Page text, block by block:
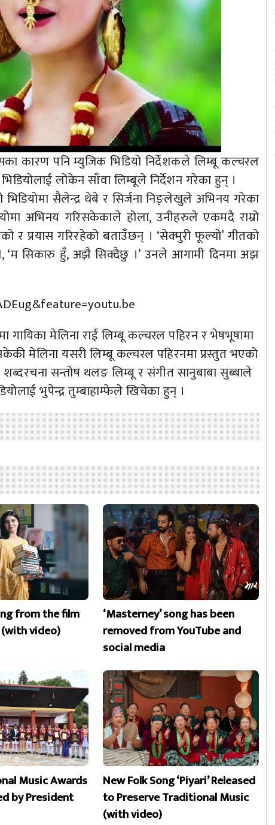
कारण पनि म्युजिक भिडियो निर्देशकले लिम्बू कल्चरल
लोकेन साँवा लिम्बूले निर्देशन गरेका हुन् ।
सैलेन्द्र थेबे र सिर्जना निङ्लेखुले अभिनय गरेका
अभिनय गरिसकेकाले होला, उनीहरुले एकमदै राम्रो
प्रयास गरिरहेको बताउँछन् । ‘सेक्मुरी फूल्यो’ गीतको
‘म सिकारु हुँ, अझै सिक्दैछु ।’ उनले आगामी दिनमा अझ
गायिका मेलिना राई लिम्बू कल्चरल पहिरन र भेषभूषामा
मेलिना यसरी लिम्बू कल्चरल पहिरनमा प्रस्तुत भएको
सन्तोष थलङ लिम्बू र संगीत सानुबाबा सुब्बाले
भुपेन्द्र तुम्बाहाम्फेले खिचेका हुन् ।
from the film
(with video)
‘Masterney’ song has been
removed from YouTube and
social media
Music Awards
by President
New Folk Song ‘Piyari’ Released
to Preserve Traditional Music
(with video)